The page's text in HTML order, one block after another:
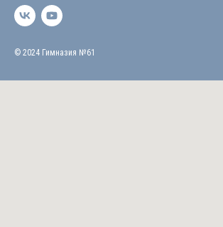
© 2024 Гимназия №61